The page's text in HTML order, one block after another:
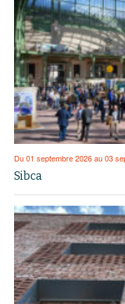
Du 01 septembre 2026 au 03
Sibca